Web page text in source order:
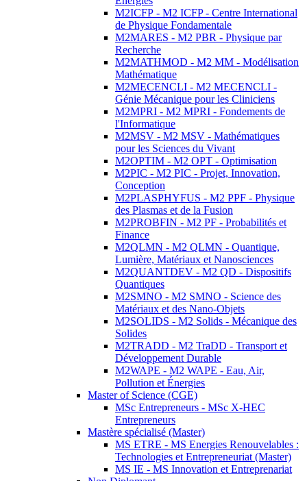
M2ICFP - M2 ICFP - Centre International
de Physique Fondamentale
M2MARES - M2 PBR - Physique par
Recherche
M2MATHMOD - M2 MM - Modélisation
Mathématique
M2MECENCLI - M2 MECENCLI -
Génie Mécanique pour les Cliniciens
M2MPRI - M2 MPRI - Fondements de
l'Informatique
M2MSV - M2 MSV - Mathématiques
pour les Sciences du Vivant
M2OPTIM - M2 OPT - Optimisation
M2PIC - M2 PIC - Projet, Innovation,
Conception
M2PLASPHYFUS - M2 PPF - Physique
des Plasmas et de la Fusion
M2PROBFIN - M2 PF - Probabilités et
Finance
M2QLMN - M2 QLMN - Quantique,
Lumière, Matériaux et Nanosciences
M2QUANTDEV - M2 QD - Dispositifs
Quantiques
M2SMNO - M2 SMNO - Science des
Matériaux et des Nano-Objets
M2SOLIDS - M2 Solids - Mécanique des
Solides
M2TRADD - M2 TraDD - Transport et
Développement Durable
M2WAPE - M2 WAPE - Eau, Air,
Pollution et Énergies
Master of Science (CGE)
MSc Entrepreneurs - MSc X-HEC
Entrepreneurs
Mastère spécialisé (Master)
MS ETRE - MS Energies Renouvelables :
Technologies et Entrepreneuriat (Master)
MS IE - MS Innovation et Entreprenariat